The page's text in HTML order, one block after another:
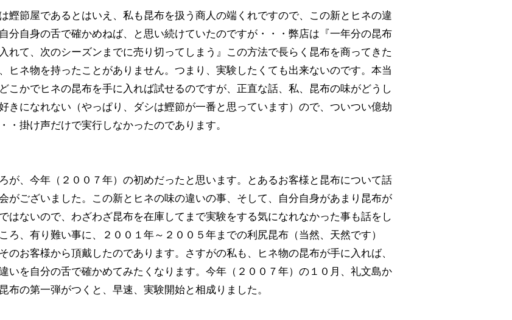
鰹節屋であるとはいえ、私も昆布を扱う商人の端くれですので、この新とヒネの違
分自身の舌で確かめねば、と思い続けていたのですが・・・弊店は『一年分の昆布
れて、次のシーズンまでに売り切ってしまう』この方法で長らく昆布を商ってきた
ヒネ物を持ったことがありません。つまり、実験したくても出来ないのです。本当
こかでヒネの昆布を手に入れば試せるのですが、正直な話、私、昆布の味がどうし
きになれない（やっぱり、ダシは鰹節が一番と思っています）ので、ついつい億劫
・掛け声だけで実行しなかったのであります。
が、今年（２００７年）の初めだったと思います。とあるお客様と昆布について話
がございました。この新とヒネの味の違いの事、そして、自分自身があまり昆布が
はないので、わざわざ昆布を在庫してまで実験をする気になれなかった事も話をし
ろ、有り難い事に、２００１年～２００５年までの利尻昆布（当然、天然です）
のお客様から頂戴したのであります。さすがの私も、ヒネ物の昆布が手に入れば、
いを自分の舌で確かめてみたくなります。今年（２００７年）の１０月、礼文島か
布の第一弾がつくと、早速、実験開始と相成りました。